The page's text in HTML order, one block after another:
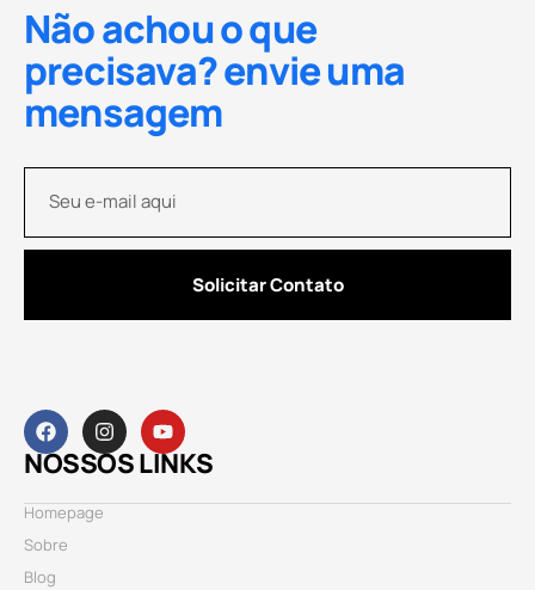
Não achou o que
precisava? envie uma
mensagem
Solicitar Contato
NOSSOS LINKS
Homepage
Sobre
Blog